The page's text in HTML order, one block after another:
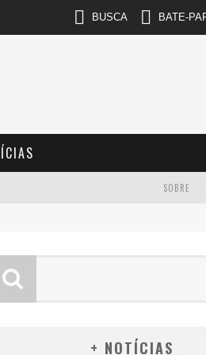
BUSCA BATE-
SOBRE
+ NOTÍCIAS